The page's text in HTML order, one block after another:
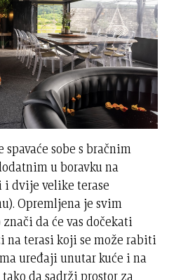
sobe s bračnim
u boravku na
i dvije velike terase
Opremljena je svim
da će vas dočekati
na terasi koji se može rabiti
uređaji unutar kuće i na
da sadrži prostor za